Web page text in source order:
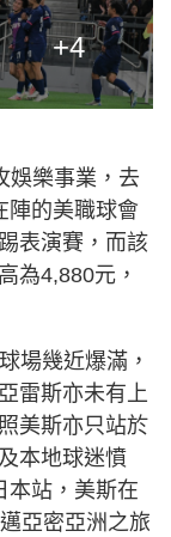
+4
娛樂事業，去
陣的美職球會
表演賽，而該
為4,880元，
場幾近爆滿，
雷斯亦未有上
美斯亦只站於
本地球迷憤
本站，美斯在
亞密亞洲之旅